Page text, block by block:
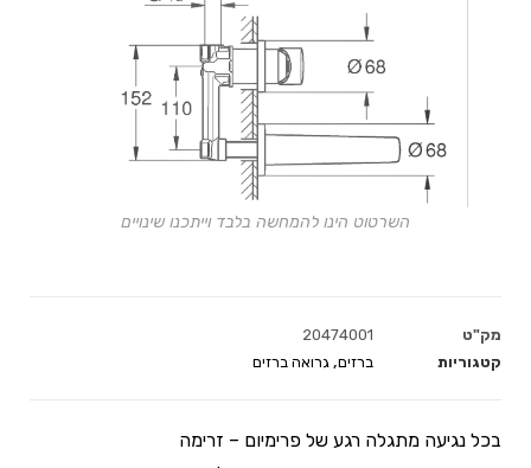
מק"ט
20474001
קטגוריות
ברזים, גרואה ברזים
בכל נגיעה מתגלה רגע של פרימיום – זרימה
השרטוט הינו להמחשה בלבד וייתכנו שינויים